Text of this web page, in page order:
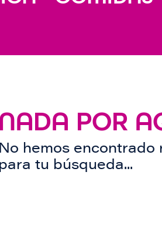
NADA POR
No hemos encontrado
para tu búsqueda...